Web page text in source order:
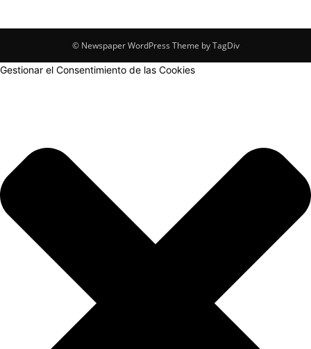
© Newspaper WordPress Theme by TagDiv
Gestionar el Consentimiento de las Cookies